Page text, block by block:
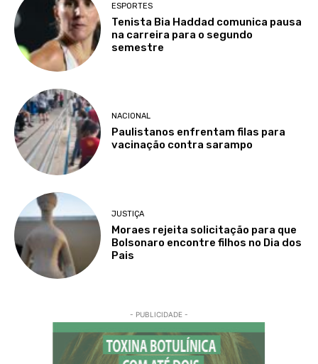
ESPORTES
Tenista Bia Haddad comunica pausa
na carreira para o segundo
semestre
NACIONAL
Paulistanos enfrentam filas para
vacinação contra sarampo
JUSTIÇA
Moraes rejeita solicitação para que
Bolsonaro encontre filhos no Dia dos
Pais
- PUBLICIDADE -